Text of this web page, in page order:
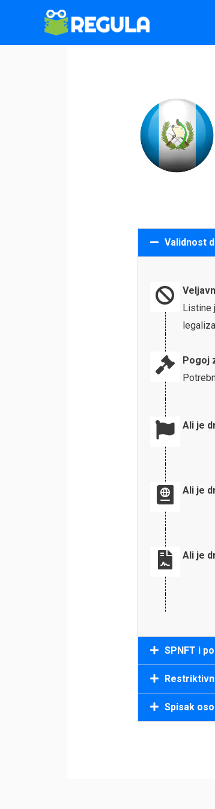
садржај
Validnost
Listine
Pogoj
Ali je
Ali je
Ali je
SPNFT i
Spisak